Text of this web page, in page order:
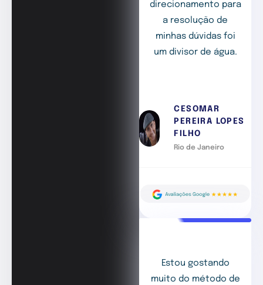
direcionamento para
a resolução de
minhas dúvidas foi
um divisor de água.
CESOMAR
PEREIRA LOPES
FILHO
Rio de Janeiro
Estou gostando
muito do método de